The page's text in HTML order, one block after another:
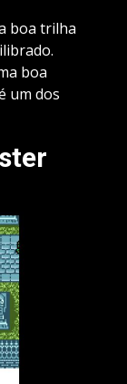
boa trilha
boa
um dos